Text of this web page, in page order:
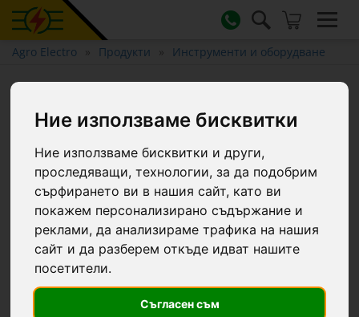
Ние използваме бисквитки
Ние използваме бисквитки и други,
проследяващи, технологии, за да подобрим
сърфирането ви в нашия сайт, като ви
покажем персонализирано съдържание и
реклами, да анализираме трафика на нашия
сайт и да разберем откъде идват нашите
посетители.
Съгласен съм
Agro Electro Продукти Инструменти и оборудване
на 90 градуса, 22,5 × 20 cм